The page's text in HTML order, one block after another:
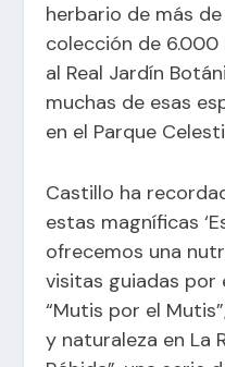
herbario de más
colección de 6.000
al Real Jardín
muchas de esas
en el Parque
Castillo ha
estas magníficas
ofrecemos una
visitas guiadas por
“Mutis por el
y naturaleza en La